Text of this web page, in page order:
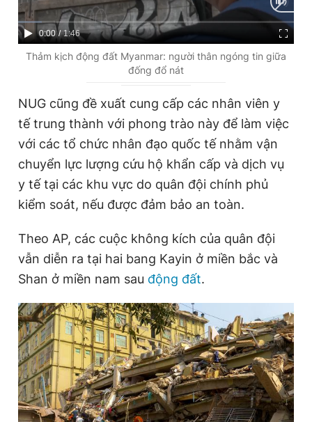
Giấy phép xuất bản số 110/GP - BTTTT cấp ngày 24.3.2020
© 2003-2026 Bản quyền thuộc về Báo Thanh Niên. Cấm sao
chép dưới mọi hình thức nếu không có sự chấp thuận bằng văn
bản. Phát triển bởi ePi Technologies, JSC.
C
u
T
i
e
0:00 / D
u
i
o
1:46
Thảm kịch động đất Myanmar: người thân ngóng tin giữa
đống đổ nát
NUG cũng đề xuất cung cấp các nhân viên y
tế trung thành với phong trào này để làm việc
với các tổ chức nhân đạo quốc tế nhằm vận
chuyển lực lượng cứu hộ khẩn cấp và dịch vụ
y tế tại các khu vực do quân đội chính phủ
kiểm soát, nếu được đảm bảo an toàn.
Theo AP, các cuộc không kích của quân đội
vẫn diễn ra tại hai bang Kayin ở miền bắc và
Shan ở miền nam sau động đất.